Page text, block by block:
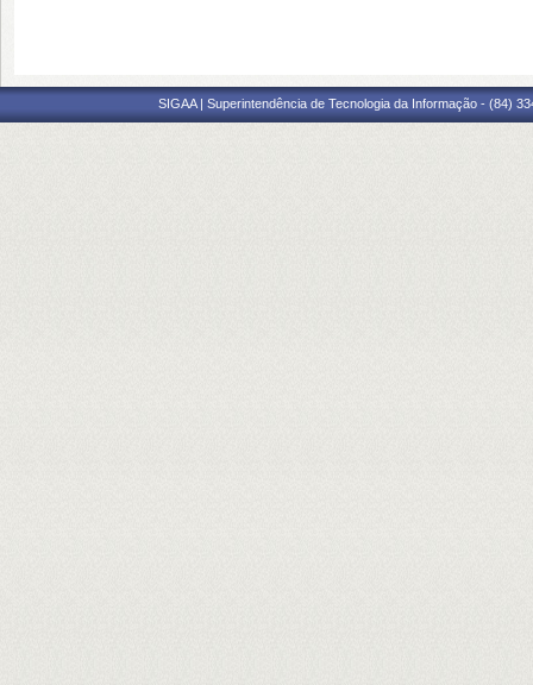
SIGAA | Superintendência de Tecnologia da Informação - (84)